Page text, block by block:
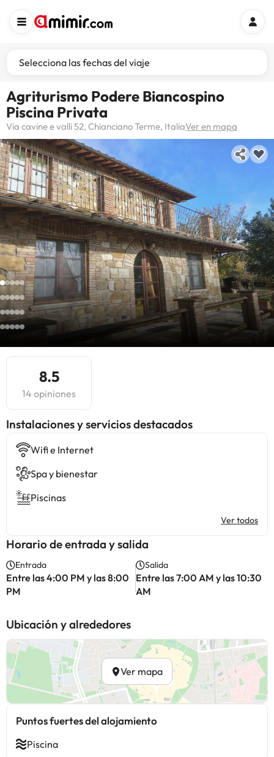
Selecciona las fechas del viaje
Agriturismo Podere Biancospino
Piscina Privata
Via cavine e valli 52, Chianciano Terme, ItaliaVer en mapa
8.5
14 opiniones
Instalaciones y servicios destacados
Wifi e Internet
Spa y bienestar
Piscinas
Ver todos
Horario de entrada y salida
Entrada
Entre las 4:00 PM y las 8:00
PM
Salida
Entre las 7:00 AM y las 10:30
AM
Ubicación y alrededores
Ver mapa
Puntos fuertes del alojamiento
Piscina